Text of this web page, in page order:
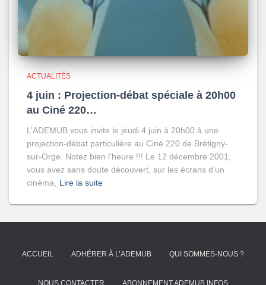
ACTUALITÉS
4 juin : Projection-débat spéciale à 20h00
au Ciné 220…
L’ADEMUB vous invite le jeudi 4 juin à 20h00 à une
projection-débat particulière au Ciné 220 de Brétigny-
sur-Orge. Notez bien l’heure !!! Le 12 décembre 2001,
vous avez sans doute découvert, sur les écrans d’un
cinéma,
Lire la suite
ACCUEIL ADHÉRER À L’ADEMUB QUI SOMMES-NOUS ?
NOUS CONTACTER ABONNEMENT ADEMUB INFOS